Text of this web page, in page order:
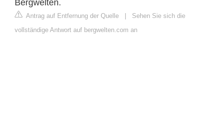
Bergwelten.
Antrag auf Entfernung der Quelle | Sehen Sie sich die
vollständige Antwort auf bergwelten.com an